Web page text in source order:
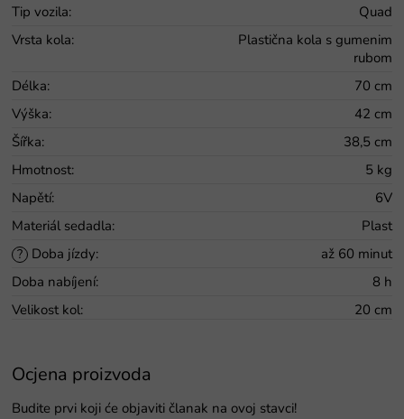
Tip vozila:
Quad
Vrsta kola:
Plastična kola s gumenim
rubom
Délka:
70 cm
Výška:
42 cm
Šířka:
38,5 cm
Hmotnost:
5 kg
Napětí:
6V
Materiál sedadla: Plast
? Doba jízdy:
až 60 minut
Doba nabíjení:
8 h
Velikost kol: 20 cm
Ocjena proizvoda
Budite prvi koji će objaviti članak na ovoj stavci!